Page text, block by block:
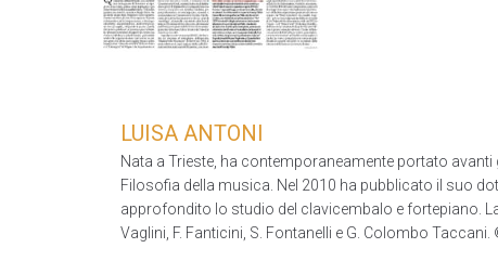
LUISA ANTONI
Nata a Trieste, ha contemporaneamente portato
Filosofia della musica. Nel 2010 ha pubblicato il suo
approfondito lo studio del clavicembalo e fortepiano.
Vaglini, F. Fanticini, S. Fontanelli e G. Colombo